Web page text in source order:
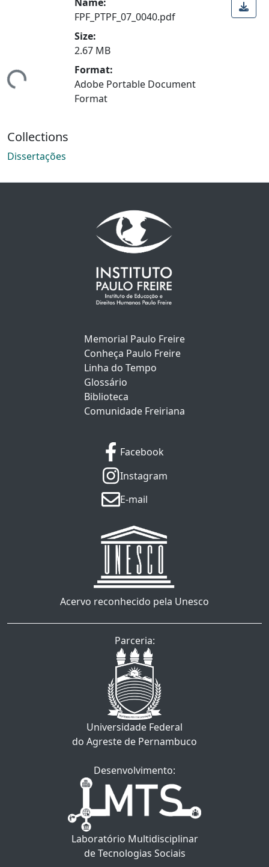
FPF_PTPF_07_0040.pdf
Size:
2.67 MB
Format:
Adobe Portable Document
Format
Collections
Dissertações
Memorial Paulo Freire
Conheça Paulo Freire
Linha do Tempo
Glossário
Biblioteca
Comunidade Freiriana
Facebook
Instagram
E-mail
Acervo reconhecido pela Unesco
Parceria:
Universidade Federal
do Agreste de Pernambuco
Desenvolvimento:
Laboratório Multidisciplinar
de Tecnologias Sociais